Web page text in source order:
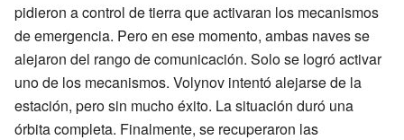
pidieron a control de tierra que activaran los mecanismos
de emergencia. Pero en ese momento, ambas naves se
alejaron del rango de comunicación. Solo se logró activar
uno de los mecanismos. Volynov intentó alejarse de la
estación, pero sin mucho éxito. La situación duró una
órbita completa. Finalmente, se recuperaron las